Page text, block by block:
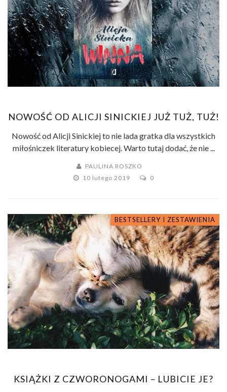
NOWOŚĆ OD ALICJI SINICKIEJ JUŻ TUŻ, TUŻ!
Nowość od Alicji Sinickiej to nie lada gratka dla wszystkich
miłośniczek literatury kobiecej. Warto tutaj dodać, że nie ...
PAULINA ROSZKO
10 lutego 2019
0
BESTSELLERY I ZESTAWIENIA
KSIĄŻKI Z CZWORONOGAMI – LUBICIE JE?